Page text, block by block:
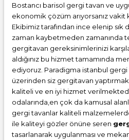
Bostancı barisol gergi tavan ve
ekonomik çözüm arıyorsanız vakit
Ekibimiz tarafından ince elenip
zaman kaybetmeden zamanında
gergitavan gereksinimlerinizi
aldığınız bu hizmet tamamında
ediyoruz. Paradigma istanbul gergi
üzerinden siz gergitavan
kaliteli ve en iyi hizmet
odalarında,en çok da kamusal
gergi tavanlar kaliteli
ile kaliteyi gözler önüne seren
tasarlanarak uygulanması ve